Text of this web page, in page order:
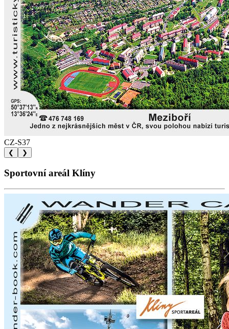
CZ-S37
❮ ❯
Sportovní areál Klíny